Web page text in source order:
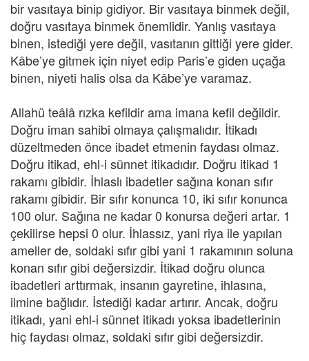
bir vasıtaya binip gidiyor. Bir vasıtaya binmek değil,
doğru vasıtaya binmek önemlidir. Yanlış vasıtaya
binen, istediği yere değil, vasıtanın gittiği yere gider.
Kâbe’ye gitmek için niyet edip Paris’e giden uçağa
binen, niyeti halis olsa da Kâbe’ye varamaz.
Allahü teâlâ rızka kefildir ama imana kefil değildir.
Doğru iman sahibi olmaya çalışmalıdır. İtikadı
düzeltmeden önce ibadet etmenin faydası olmaz.
Doğru itikad, ehl-i sünnet itikadıdır. Doğru itikad 1
rakamı gibidir. İhlaslı ibadetler sağına konan sıfır
rakamı gibidir. Bir sıfır konunca 10, iki sıfır konunca
100 olur. Sağına ne kadar 0 konursa değeri artar. 1
çekilirse hepsi 0 olur. İhlassız, yani riya ile yapılan
ameller de, soldaki sıfır gibi yani 1 rakamının soluna
konan sıfır gibi değersizdir. İtikad doğru olunca
ibadetleri arttırmak, insanın gayretine, ihlasına,
ilmine bağlıdır. İstediği kadar artırır. Ancak, doğru
itikadı, yani ehl-i sünnet itikadı yoksa ibadetlerinin
hiç faydası olmaz, soldaki sıfır gibi değersizdir.